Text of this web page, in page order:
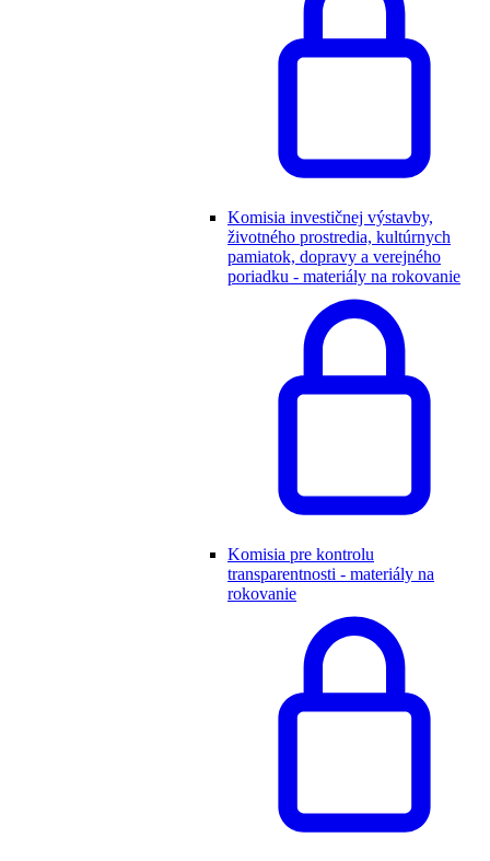
Komisia investičnej výstavby,
životného prostredia, kultúrnych
pamiatok, dopravy a verejného
poriadku - materiály na rokovanie
Komisia pre kontrolu
transparentnosti - materiály na
rokovanie